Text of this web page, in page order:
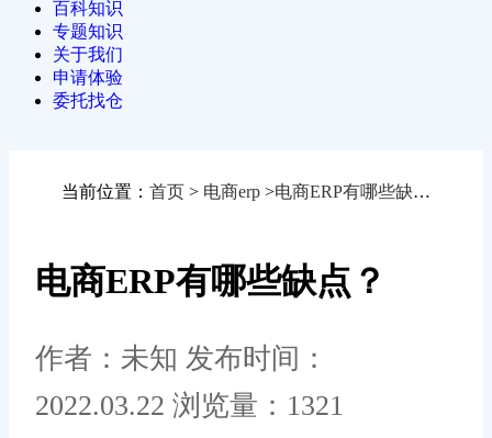
百科知识
专题知识
关于我们
申请体验
委托找仓
当前位置： 首页 > 电商erp >电商ERP有哪些缺点？
电商ERP有哪些缺点？
作者：未知 发布时间：
2022.03.22 浏览量：1321